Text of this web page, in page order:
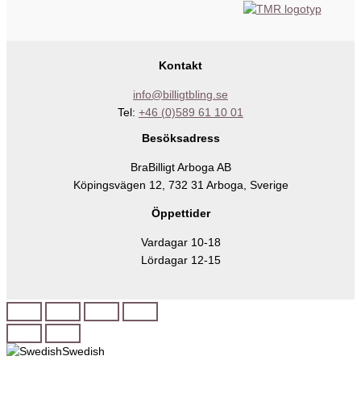
Kontakt
info@billigtbling.se
Tel: +46 (0)589 61 10 01
Besöksadress
BraBilligt Arboga AB
Köpingsvägen 12, 732 31 Arboga, Sverige
Öppettider
Vardagar 10-18
Lördagar 12-15
Swedish